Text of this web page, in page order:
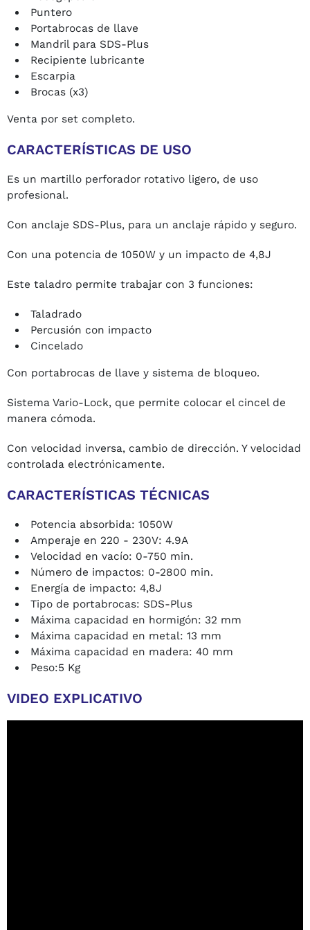
Puntero
Portabrocas de llave
Mandril para SDS-Plus
Recipiente lubricante
Escarpia
Brocas (x3)
Venta por set completo.
CARACTERÍSTICAS DE USO
Es un martillo perforador rotativo ligero, de uso
profesional.
Con anclaje SDS-Plus, para un anclaje rápido y seguro.
Con una potencia de 1050W y un impacto de 4,8J
Este taladro permite trabajar con 3 funciones:
Taladrado
Percusión con impacto
Cincelado
Con portabrocas de llave y sistema de bloqueo.
Sistema Vario-Lock, que permite colocar el cincel de
manera cómoda.
Con velocidad inversa, cambio de dirección. Y velocidad
controlada electrónicamente.
CARACTERÍSTICAS TÉCNICAS
Potencia absorbida: 1050W
Amperaje en 220 - 230V: 4.9A
Velocidad en vacío: 0-750 min.
Número de impactos: 0-2800 min.
Energía de impacto: 4,8J
Tipo de portabrocas: SDS-Plus
Máxima capacidad en hormigón: 32 mm
Máxima capacidad en metal: 13 mm
Máxima capacidad en madera: 40 mm
Peso:5 Kg
VIDEO EXPLICATIVO